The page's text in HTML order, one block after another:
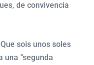
de convivencia
sois unos soles
una “segunda